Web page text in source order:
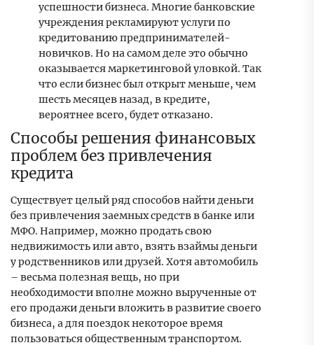
успешности бизнеса. Многие банковские
учреждения рекламируют услуги по
кредитованию предпринимателей-
новичков. Но на самом деле это обычно
оказывается маркетинговой уловкой. Так
что если бизнес был открыт меньше, чем
шесть месяцев назад, в кредите,
вероятнее всего, будет отказано.
Способы решения финансовых
проблем без привлечения
кредита
Существует целый ряд способов найти деньги
без привлечения заемных средств в банке или
МФО. Например, можно продать свою
недвижимость или авто, взять взаймы деньги
у родственников или друзей. Хотя автомобиль
– весьма полезная вещь, но при
необходимости вполне можно вырученные от
его продажи деньги вложить в развитие своего
бизнеса, а для поездок некоторое время
пользоваться общественным транспортом.